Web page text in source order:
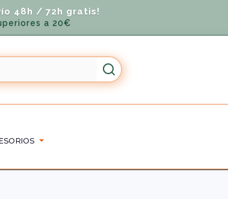
48h / 72h gratis!
a 20€